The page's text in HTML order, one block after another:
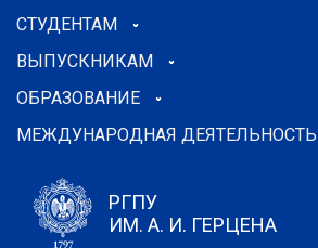
СТУДЕНТАМ
ВЫПУСКНИКАМ
ОБРАЗОВАНИЕ
МЕЖДУНАРОДНАЯ ДЕЯТЕЛЬНОСТЬ
РГПУ
ИМ. А. И. ГЕРЦЕНА